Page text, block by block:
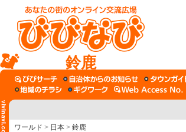
鈴鹿
ワールド > 日本 > 鈴鹿